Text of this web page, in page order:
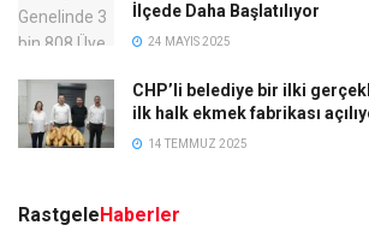
İlçede Daha Başlatılıyor
24 MAYIS 2025
CHP’li belediye bir ilki
ilk halk ekmek fabrikası
14 TEMMUZ 2025
Rastgele Haberler